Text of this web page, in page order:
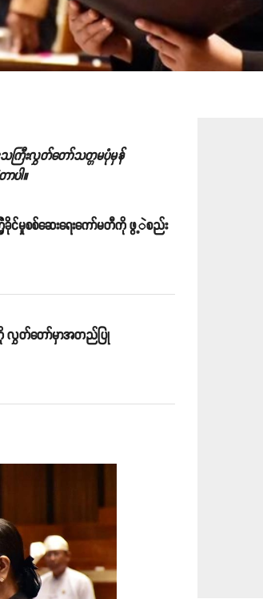
ကြီးလွှတ်တော်သတ္တမပုံမှန်
ပါ။
ခိုင်မှုစစ်ဆေးရေးကော်မတီကို ဖွ့ဲစည်း
ကို လွှတ်တော်မှာအတည်ပြု